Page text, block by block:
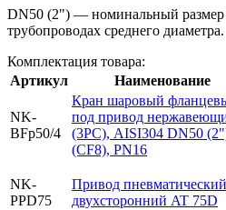
DN50 (2") — номинальный размер
трубопроводах среднего диаметра.
Комплектация товара:
Артикул
Наименование
NK-
BFp50/4
Кран шаровый
под привод
(3PC), AISI304 DN50
(CF8), PN16
NK-
PPD75
Привод пневматический
двухсторонний AT 75D